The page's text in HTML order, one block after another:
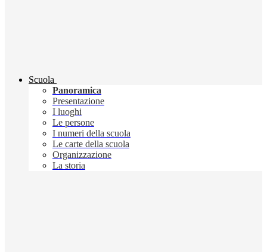
Scuola
Panoramica
Presentazione
I luoghi
Le persone
I numeri della scuola
Le carte della scuola
Organizzazione
La storia